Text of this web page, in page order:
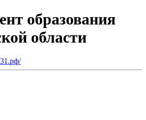
образования
области